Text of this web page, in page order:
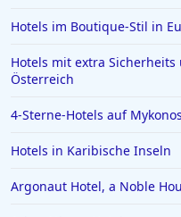
Hotels im Boutique-Stil in
Hotels mit extra
Österreich
4-Sterne-Hotels auf Mykonos
Hotels in Karibische Inseln
Argonaut Hotel, a Noble